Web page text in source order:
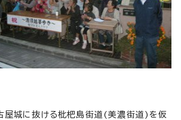
屋城に抜ける枇杷島街道(美濃街道)を仮